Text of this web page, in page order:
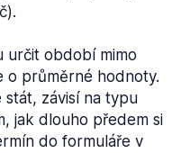
určit období mimo
o průměrné hodnoty.
stát, závisí na typu
jak dlouho předem si
do formuláře v